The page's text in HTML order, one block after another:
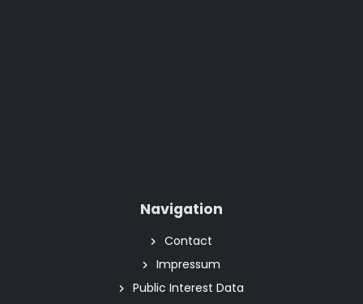
Navigation
Contact
Impressum
Public Interest Data